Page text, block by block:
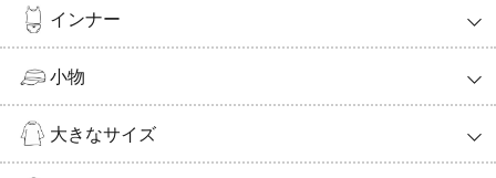
インナー
小物
大きなサイズ